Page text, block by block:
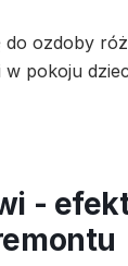
ozdoby
pokoju
-